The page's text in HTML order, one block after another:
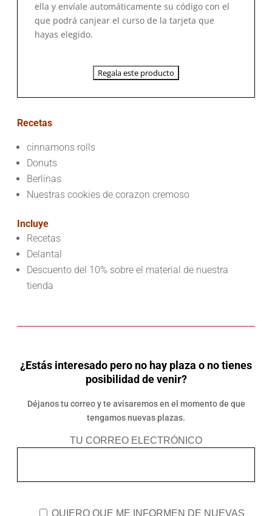
ella y envíale automáticamente su código con el
que podrá canjear el curso de la tarjeta que
hayas elegido.
Regala este producto
Recetas
cinnamons rolls
Donuts
Berlinas
Nuestras cookies de corazon cremoso
Incluye
Recetas
Delantal
Descuento del 10% sobre el material de nuestra
tienda
¿Estás interesado pero no hay plaza o no tienes
posibilidad de venir?
Déjanos tu correo y te avisaremos en el momento de que
tengamos nuevas plazas.
TU CORREO ELECTRÓNICO
QUIERO QUE ME INFORMEN DE NUEVAS